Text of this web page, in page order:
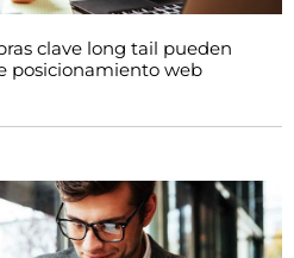
clave long tail pueden
posicionamiento web